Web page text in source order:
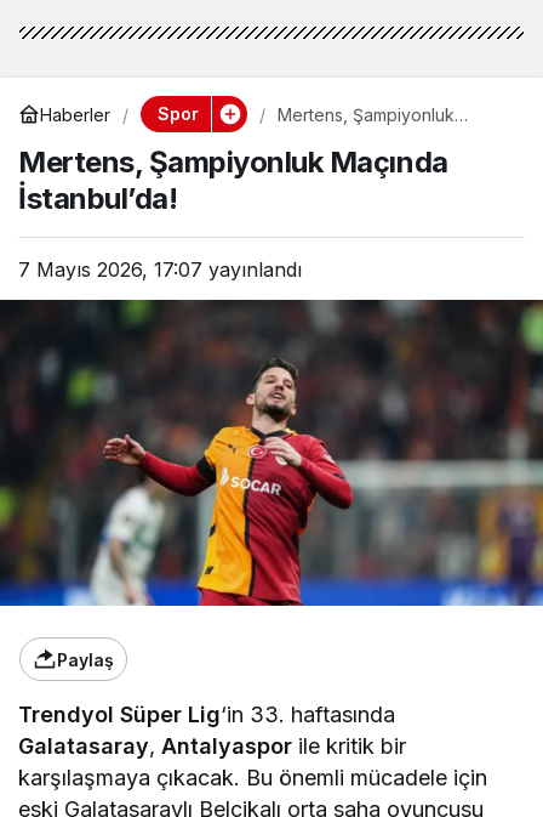
Haberler Spor
Mertens, Şampiyonluk
Mertens, Şampiyonluk Maçında
İstanbul’da!
7 Mayıs 2026, 17:07 yayınlandı
Paylaş
Trendyol Süper Lig‘in 33. haftasında
Galatasaray,Antalyaspor ile kritik bir
karşılaşmaya çıkacak. Bu önemli mücadele için
eski Galatasaraylı Belçikalı orta saha oyuncusu